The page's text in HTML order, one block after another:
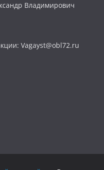
Владимирович
Vagayst@obl72.ru